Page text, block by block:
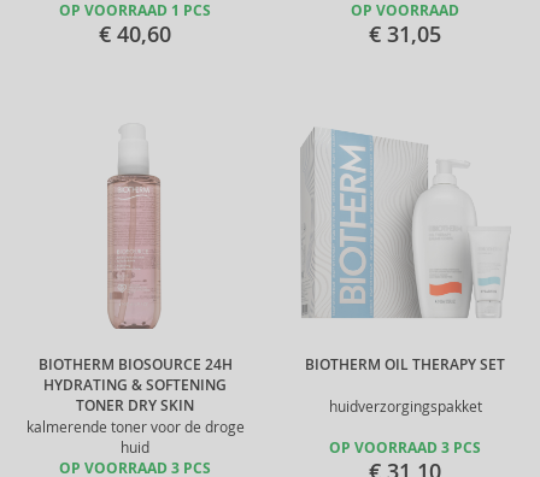
OP VOORRAAD 1 PCS
€ 40,60
OP VOORRAAD
€ 31,05
BIOTHERM BIOSOURCE 24H
HYDRATING & SOFTENING
TONER DRY SKIN
kalmerende toner voor de droge
huid
OP VOORRAAD 3 PCS
BIOTHERM OIL THERAPY SET
huidverzorgingspakket
OP VOORRAAD 3 PCS